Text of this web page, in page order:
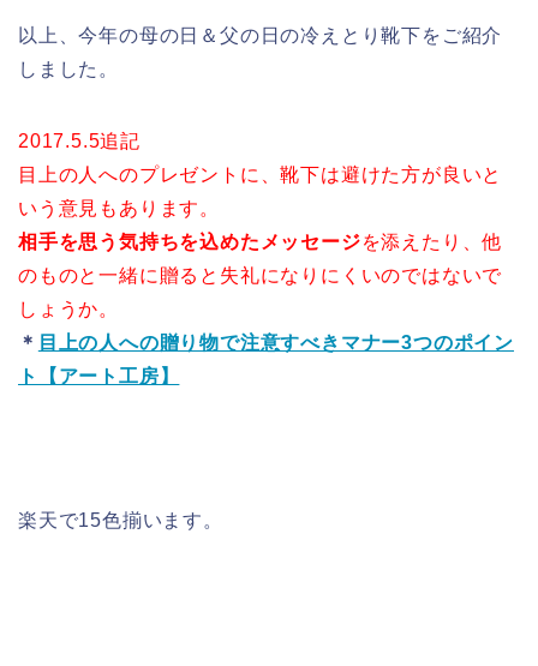
以上、今年の母の日＆父の日の冷えとり靴下をご紹介
しました。
2017.5.5追記
目上の人へのプレゼントに、靴下は避けた方が良いと
いう意見もあります。
相手を思う気持ちを込めたメッセージを添えたり、他
のものと一緒に贈ると失礼になりにくいのではないで
しょうか。
＊ 目上の人への贈り物で注意すべきマナー3つのポイン
ト【アート工房】
楽天で15色揃います。